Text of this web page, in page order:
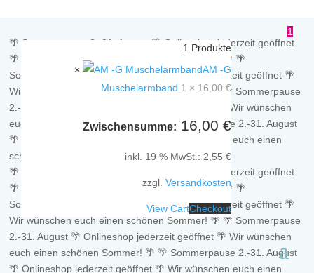
1
1 Produkte
×
AM -G
Muschelarmband 1 × 16,00 €
Zwischensumme: 16,00 €
inkl. 19 % MwSt.: 2,55 €
zzgl. Versandkosten
View CartCheckout
🌴 Sommerpause 2.-31. August 🌴 Onlineshop jederzeit geöffnet
🌴 Wir wünschen euch einen schönen Sommer! 🌴 🌴
Sommerpause 2.-31. August 🌴 Onlineshop jederzeit geöffnet 🌴
Wir wünschen euch einen schönen Sommer! 🌴 🌴 Sommerpause
2.-31. August 🌴 Onlineshop jederzeit geöffnet 🌴 Wir wünschen
euch einen schönen Sommer! 🌴🌴 Sommerpause 2.-31. August
🌴 Onlineshop jederzeit geöffnet 🌴 Wir wünschen euch einen
schönen Sommer! 🌴
🌴 Sommerpause 2.-31. August 🌴 Onlineshop jederzeit geöffnet
🌴 Wir wünschen euch einen schönen Sommer! 🌴 🌴
Sommerpause 2.-31. August 🌴 Onlineshop jederzeit geöffnet 🌴
Wir wünschen euch einen schönen Sommer! 🌴🌴 Sommerpause
2.-31. August 🌴 Onlineshop jederzeit geöffnet 🌴 Wir wünschen
euch einen schönen Sommer! 🌴 🌴 Sommerpause 2.-31. August
🌴 Onlineshop jederzeit geöffnet 🌴 Wir wünschen euch einen